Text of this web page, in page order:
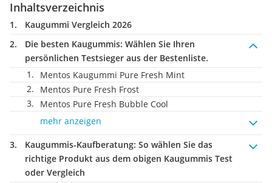
Inhaltsverzeichnis
Kaugummi Vergleich 2026
Die besten Kaugummis: Wählen Sie Ihren
persönlichen Testsieger aus der Bestenliste.
Mentos Kaugummi Pure Fresh Mint
Mentos Pure Fresh Frost
Mentos Pure Fresh Bubble Cool
mehr anzeigen
Kaugummis-Kaufberatung: So wählen Sie das
richtige Produkt aus dem obigen Kaugummis Test
oder Vergleich